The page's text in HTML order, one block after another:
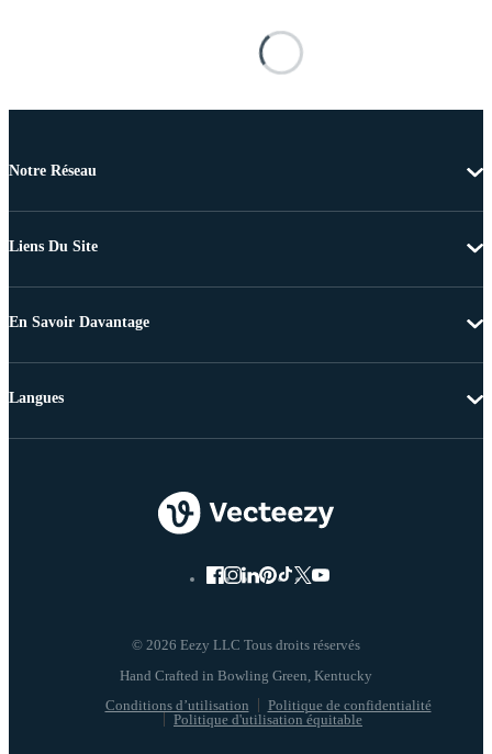
Notre Réseau
Liens Du Site
En Savoir Davantage
© 2026 Eezy LLC Tous droits réservés
Conditions d’utilisation
Politique de confidentialité
Politique d'utilisation équitable
Langues